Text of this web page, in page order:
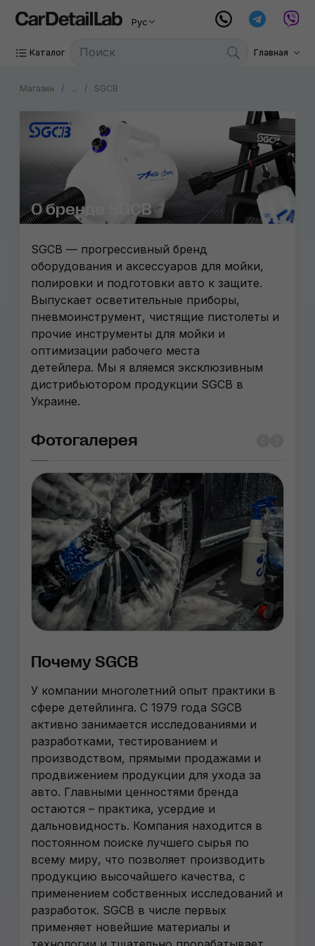
Рус
Каталог Главная
Магазин ... SGCB
О бренде SGCB
SGCB — прогрессивный бренд
оборудования и аксессуаров для мойки,
полировки и подготовки авто к защите.
Выпускает осветительные приборы,
пневмоинструмент, чистящие пистолеты и
прочие инструменты для мойки и
оптимизации рабочего места
детейлера. Мы я вляемся эксклюзивным
дистрибьютором продукции SGCB в
Украине.
Фотогалерея
Почему SGCB
У компании многолетний опыт практики в
сфере детейлинга. С 1979 года SGCB
активно занимается исследованиями и
разработками, тестированием и
производством, прямыми продажами и
продвижением продукции для ухода за
авто. Главными ценностями бренда
остаются – практика, усердие и
дальновидность. Компания находится в
постоянном поиске лучшего сырья по
всему миру, что позволяет производить
продукцию высочайшего качества, с
применением собственных исследований и
разработок. SGCB в числе первых
применяет новейшие материалы и